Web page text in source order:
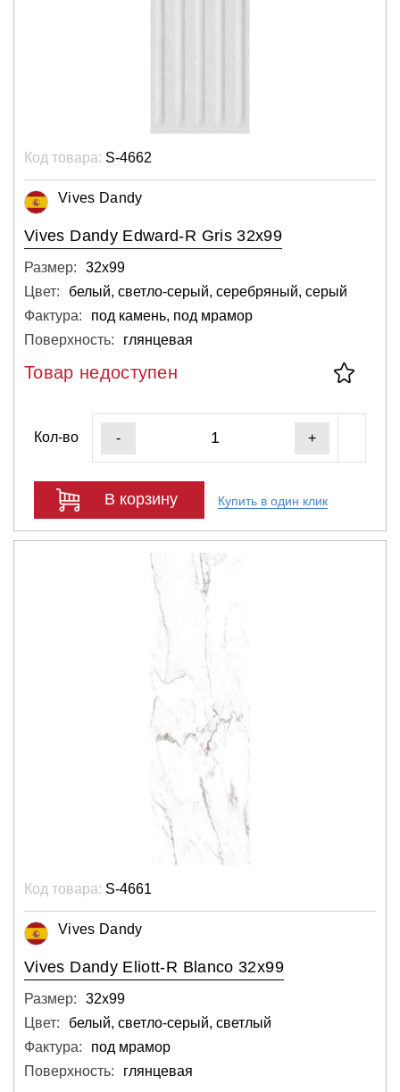
Код товара: S-4662
Vives Dandy
Vives Dandy Edward-R Gris 32x99
Размер:
32х99
Цвет:
белый, светло-серый, серебряный, серый
Фактура:
под камень, под мрамор
Поверхность:
глянцевая
Товар недоступен
Кол-во - +
В корзину Купить в один клик
Код товара: S-4661
Vives Dandy
Vives Dandy Eliott-R Blanco 32x99
Размер:
32х99
Цвет:
белый, светло-серый, светлый
Фактура:
под мрамор
Поверхность:
глянцевая